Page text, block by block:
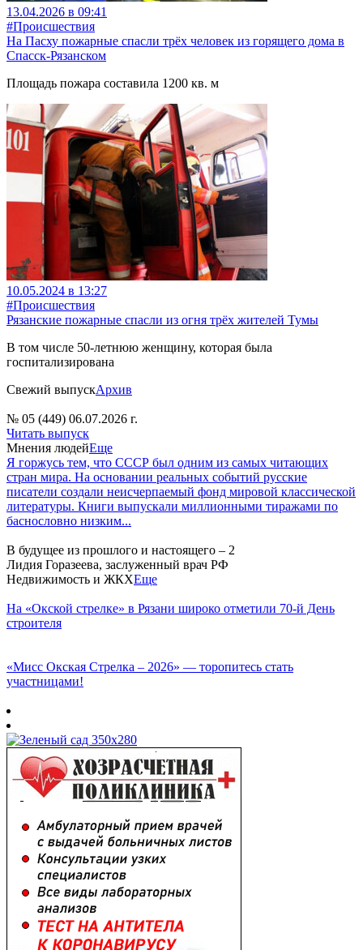
13.04.2026 в 09:41
#Происшествия
На Пасху пожарные спасли трёх человек из горящего дома в
Спасск-Рязанском
Площадь пожара составила 1200 кв. м
10.05.2024 в 13:27
#Происшествия
Рязанские пожарные спасли из огня трёх жителей Тумы
В том числе 50-летнюю женщину, которая была
госпитализирована
Свежий выпускАрхив
№ 05 (449) 06.07.2026 г.
Читать выпуск
Мнения людейЕще
Я горжусь тем, что СССР был одним из самых читающих
стран мира. На основании реальных событий русские
писатели создали неисчерпаемый фонд мировой классической
литературы. Книги выпускали миллионными тиражами по
баснословно низким...
В будущее из прошлого и настоящего – 2
Лидия Горазеева, заслуженный врач РФ
Недвижимость и ЖКХЕще
На «Окской стрелке» в Рязани широко отметили 70-й День
строителя
«Мисс Окская Стрелка – 2026» — торопитесь стать
участницами!